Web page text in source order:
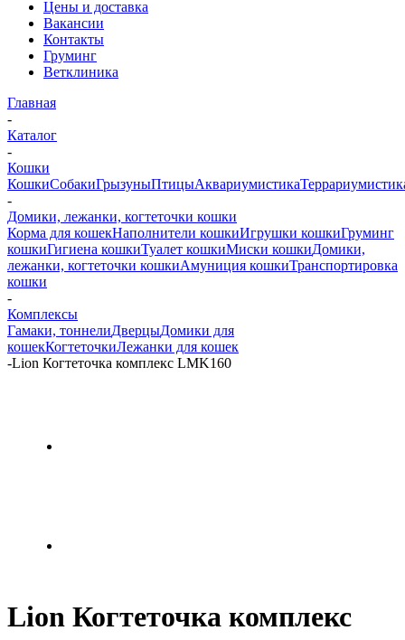
Цены и доставка
Вакансии
Контакты
Груминг
Ветклиника
Главная
-
Каталог
-
Кошки
КошкиСобакиГрызуныПтицыАквариумистика
-
Домики, лежанки, когтеточки кошки
Корма для кошекНаполнители кошкиИгрушки кошкиГруминг
кошкиГигиена кошкиТуалет кошкиМиски кошкиДомики,
лежанки, когтеточки кошкиАмуниция кошкиТранспортировка
кошки
-
Комплексы
Гамаки, тоннелиДверцыДомики для
кошекКогтеточкиЛежанки для кошек
-Lion Когтеточка комплекс LMK160
Lion Когтеточка комплекс